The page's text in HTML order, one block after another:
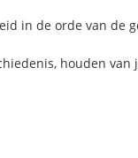
in de orde van de
houden van